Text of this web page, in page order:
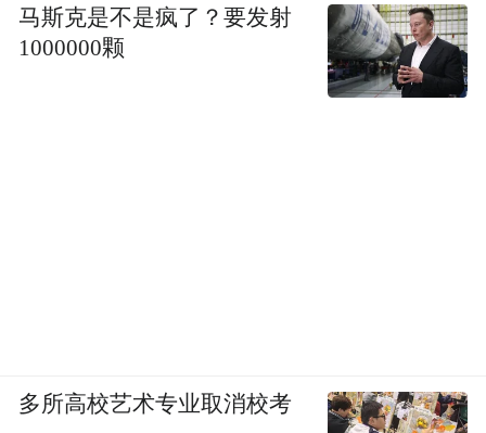
马斯克是不是疯了？要发射
1000000颗
多所高校艺术专业取消校考